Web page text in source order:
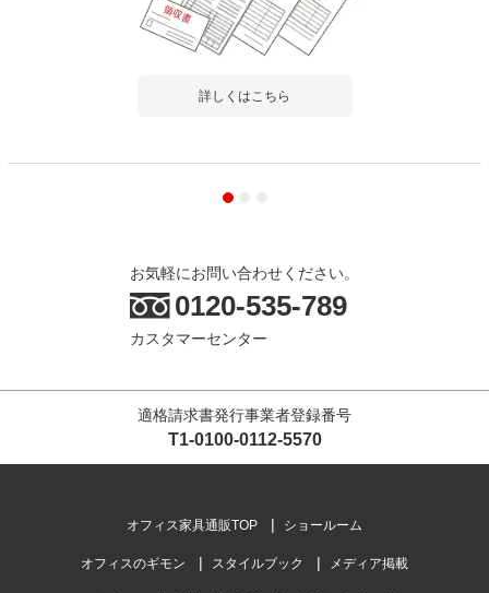
詳しくはこちら
お気軽にお問い合わせください。
0120-535-789
カスタマーセンター
適格請求書発行事業者登録番号
T1-0100-0112-5570
オフィス家具通販TOP ショールーム
オフィスのギモン スタイルブック メディア掲載